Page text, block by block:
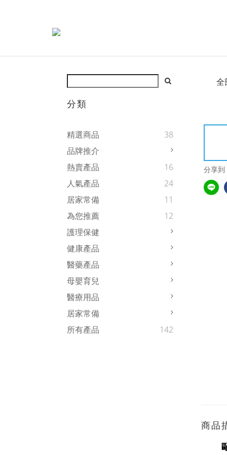
分類
精選商品
38
品牌推介
熱賣產品
16
人氣產品
24
居家常備
11
為您推薦
12
護理保健
健康產品
醫藥產品
母嬰育兒
醫療用品
居家常備
所有產品
142
全
分享到
商品